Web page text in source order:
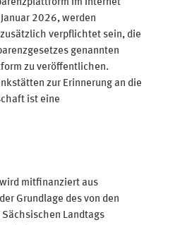
im Internet
2026, werden
verpflichtet sein, die
genannten
zu veröffentlichen.
zur Erinnerung an die
ist eine
mitfinanziert aus
Grundlage des von den
Landtags